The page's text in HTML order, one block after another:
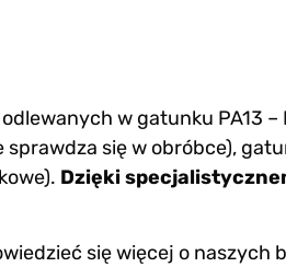
w gatunku PA13 –
się w obróbce),
Dzięki
się więcej o naszych